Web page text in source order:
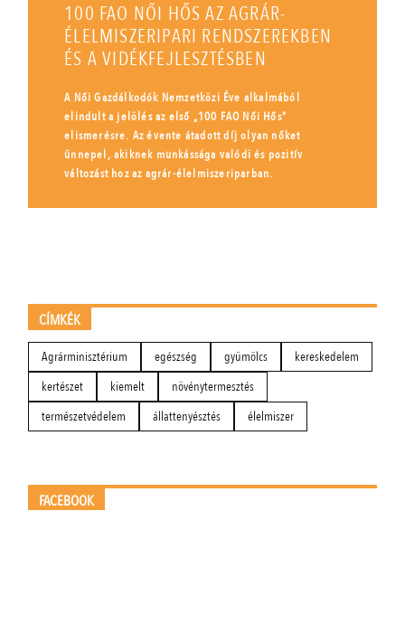
100 FAO NŐI HŐS AZ AGRÁR-
ÉLELMISZERIPARI RENDSZEREKBEN
ÉS A VIDÉKFEJLESZTÉSBEN
A Női Gazdálkodók Nemzetközi Éve alkalmából
elindult a jelölés az első „100 FAO Női Hős”
elismerésre. Az évente átadott díj olyan nőket
ünnepel, akiknek munkássága valódi és pozitív
változást hoz az agrár-élelmiszeriparban.
CÍMKÉK
Agrárminisztérium egészség gyümölcs
kereskedelem
kertészet
kiemelt
növénytermesztés
természetvédelem
állattenyésztés élelmiszer
FACEBOOK